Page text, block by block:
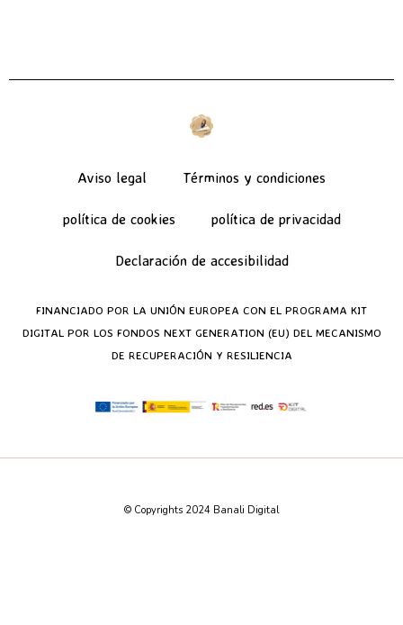
Aviso legal Términos y condiciones
política de cookies política de privacidad
Declaración de accesibilidad
FINANCIADO POR LA UNIÓN EUROPEA CON EL PROGRAMA KIT
DIGITAL POR LOS FONDOS NEXT GENERATION (EU) DEL MECANISMO
DE RECUPERACIÓN Y RESILIENCIA
© Copyrights 2024 Banali Digital